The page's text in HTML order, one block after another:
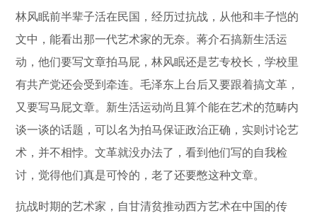
林风眠前半辈子活在民国，经历过抗战，从他和丰子恺的
文中，能看出那一代艺术家的无奈。蒋介石搞新生活运
动，他们要写文章拍马屁，林风眠还是艺专校长，学校里
有共产党还会受到牵连。毛泽东上台后又要跟着搞文革，
又要写马屁文章。新生活运动尚且算个能在艺术的范畴内
谈一谈的话题，可以名为拍马保证政治正确，实则讨论艺
术，并不相悖。文革就没办法了，看到他们写的自我检
讨，觉得他们真是可怜的，老了还要憋这种文章。
抗战时期的艺术家，自甘清贫推动西方艺术在中国的传